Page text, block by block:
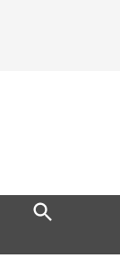
Open
Search